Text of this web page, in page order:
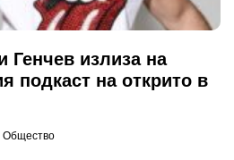
Генчев излиза на
подкаст на открито в
Общество